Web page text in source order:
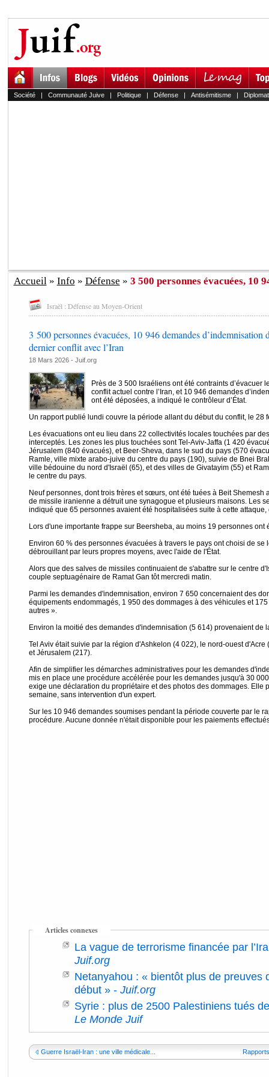
Société| Communauté Juive| Politique| Défense| Antisémitisme|
Accueil» Info » Défense » 3 500 personnes évacuées, 10
Israël : Défense au Moyen-Orient
3 500 personnes évacuées, 10 946 demandes d’indemnisation
dernier conflit avec l’Iran
18 Mars 2026 - Juif.org
Près de 3 500 Israéliens ont été contraints d’évacuer
conflit actuel contre l’Iran, et 10 946 demandes
ont été déposées, a indiqué le contrôleur d’État.
Un rapport publié lundi couvre la période allant du début du conflit, le 28
Les évacuations ont eu lieu dans 22 collectivités locales touchées par
interceptés. Les zones les plus touchées sont Tel-Aviv-Jaffa (1 420
Jérusalem (840 évacués), et Beer-Sheva, dans le sud du pays (570
Ramle, ville mixte arabo-juive du centre du pays (190), suivie de Bnei
ville bédouine du nord d'Israël (65), et des villes de Givatayim (55) et
le centre du pays.
Neuf personnes, dont trois frères et sœurs, ont été tuées à Beit Shemesh
de missile iranienne a détruit une synagogue et plusieurs maisons. Les
indiqué que 65 personnes avaient été hospitalisées suite à cette
Lors d'une importante frappe sur Beersheba, au moins 19 personnes ont
Environ 60 % des personnes évacuées à travers le pays ont choisi de se
débrouillant par leurs propres moyens, avec l'aide de l'État.
Alors que des salves de missiles continuaient de s'abattre sur le centre
couple septuagénaire de Ramat Gan tôt mercredi matin.
Parmi les demandes d'indemnisation, environ 7 650 concernaient des
équipements endommagés, 1 950 des dommages à des véhicules et
autres ».
Environ la moitié des demandes d'indemnisation (5 614) provenaient de
Tel Aviv était suivie par la région d'Ashkelon (4 022), le nord-ouest
et Jérusalem (217).
Afin de simplifier les démarches administratives pour les demandes
mis en place une procédure accélérée pour les demandes jusqu'à 30
exige une déclaration du propriétaire et des photos des dommages. Elle
semaine, sans intervention d'un expert.
Sur les 10 946 demandes soumises pendant la période couverte par le
procédure. Aucune donnée n'était disponible pour les paiements
Articles connexes
La vague de terrorisme financée par
Juif.org
Netanyahou : « bientôt plus de preuves
début »- Juif.org
Syrie : plus de 2500 Palestiniens tués
Le Monde Juif
Guerre Israël-Iran : une ville médicale...